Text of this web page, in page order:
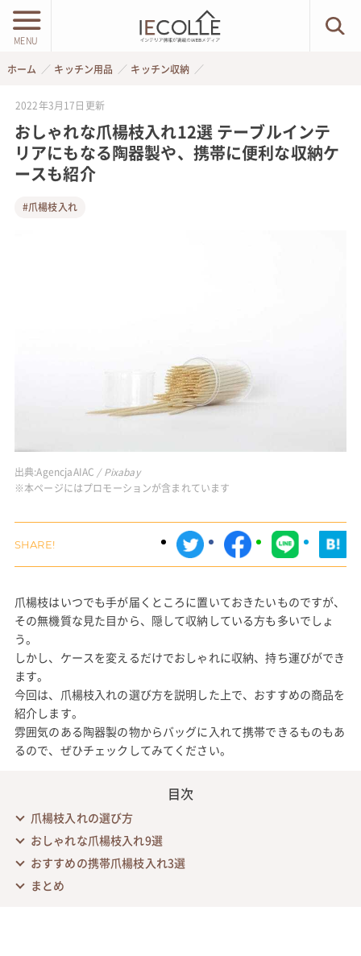
MENU
ホーム キッチン用品 キッチン収納
2022年3月17日 更新
おしゃれな爪楊枝入れ12選 テーブルインテ
リアにもなる陶器製や、携帯に便利な収納ケ
ースも紹介
#爪楊枝入れ
出典:AgencjaAIAC / Pixabay
※本ページにはプロモーションが含まれています
爪楊枝はいつでも手が届くところに置いておきたいものですが、
その無機質な見た目から、隠して収納している方も多いでしょ
う。
しかし、ケースを変えるだけでおしゃれに収納、持ち運びができ
ます。
今回は、爪楊枝入れの選び方を説明した上で、おすすめの商品を
紹介します。
雰囲気のある陶器製の物からバッグに入れて携帯できるものもあ
るので、ぜひチェックしてみてください。
目次
爪楊枝入れの選び方
おしゃれな爪楊枝入れ9選
おすすめの携帯爪楊枝入れ3選
まとめ